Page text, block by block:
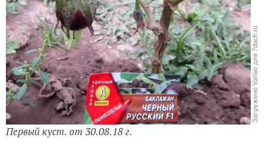
Первый куст. от 30.08.18 г.